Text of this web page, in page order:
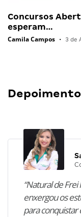
Concursos
esperam…
Camila Campos • 3 de
“Natural de Frei
enxergou os
para conquistar